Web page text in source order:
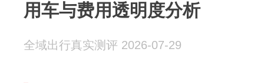
用车与费用透明度分析
全域出行真实测评 2026-07-29